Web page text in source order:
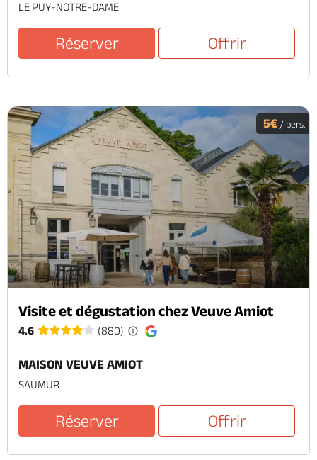
LE PUY-NOTRE-DAME
Réserver Offrir
5€ / pers.
Visite et dégustation chez Veuve Amiot
4.6 (880)
MAISON VEUVE AMIOT
SAUMUR
Réserver Offrir